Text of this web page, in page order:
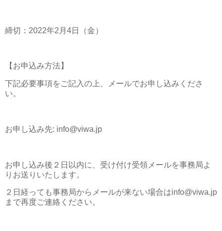
締切：2022年2月4日（金）
【お申込み方法】
下記必要事項をご記入の上、メールでお申し込みくださ
い。
お申し込み先: info@viwa.jp
お申し込み後２日以内に、受け付け受領メールを事務局よ
りお送りいたします。
２日経っても事務局からメールが来ない場合はinfo@viwa.jp
まで再度ご連絡ください。